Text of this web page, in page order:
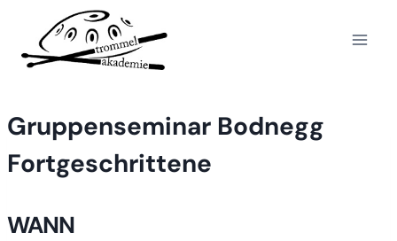
Inhalt
springen
Gruppenseminar Bodnegg
Fortgeschrittene
WANN